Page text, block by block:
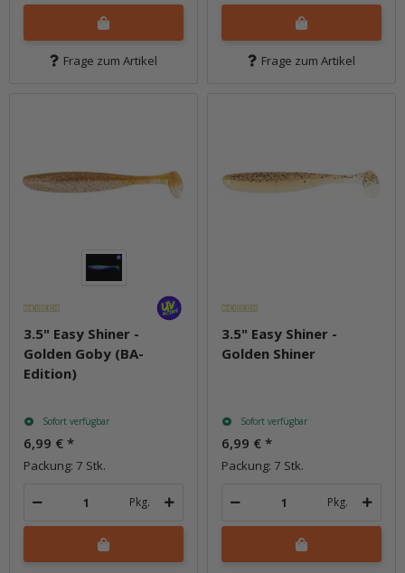
Frage zum Artikel Frage zum Artikel
3.5" Easy Shiner -
Golden Goby (BA-
Edition)
Sofort verfügbar
6,99 € *
Packung: 7 Stk.
Pkg.
3.5" Easy Shiner -
Golden Shiner
Sofort verfügbar
6,99 € *
Packung: 7 Stk.
Pkg.